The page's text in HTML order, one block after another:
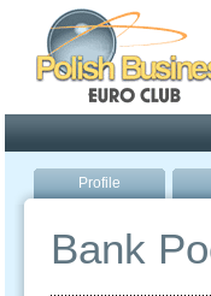
Profile
Bank